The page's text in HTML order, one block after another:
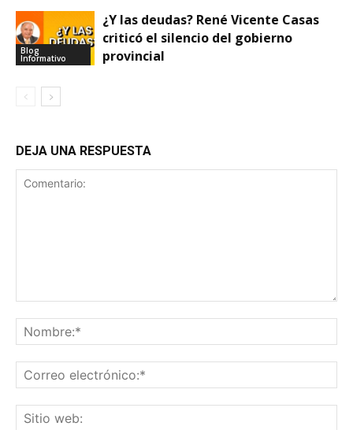
Blog
Informativo
¿Y las deudas? René Vicente Casas
criticó el silencio del gobierno
provincial
DEJA UNA RESPUESTA